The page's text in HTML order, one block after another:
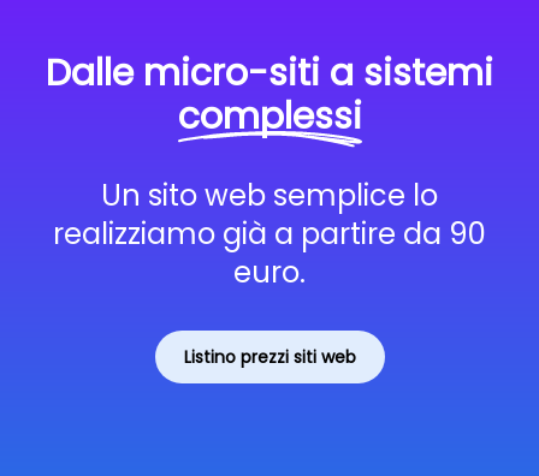
Dalle micro-siti a sistemi
complessi
Un sito web semplice lo
realizziamo già a partire da 90
euro.
Listino prezzi siti web